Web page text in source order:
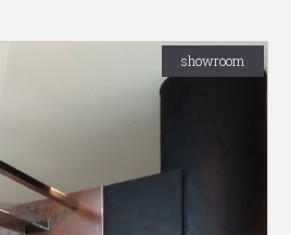
showroom